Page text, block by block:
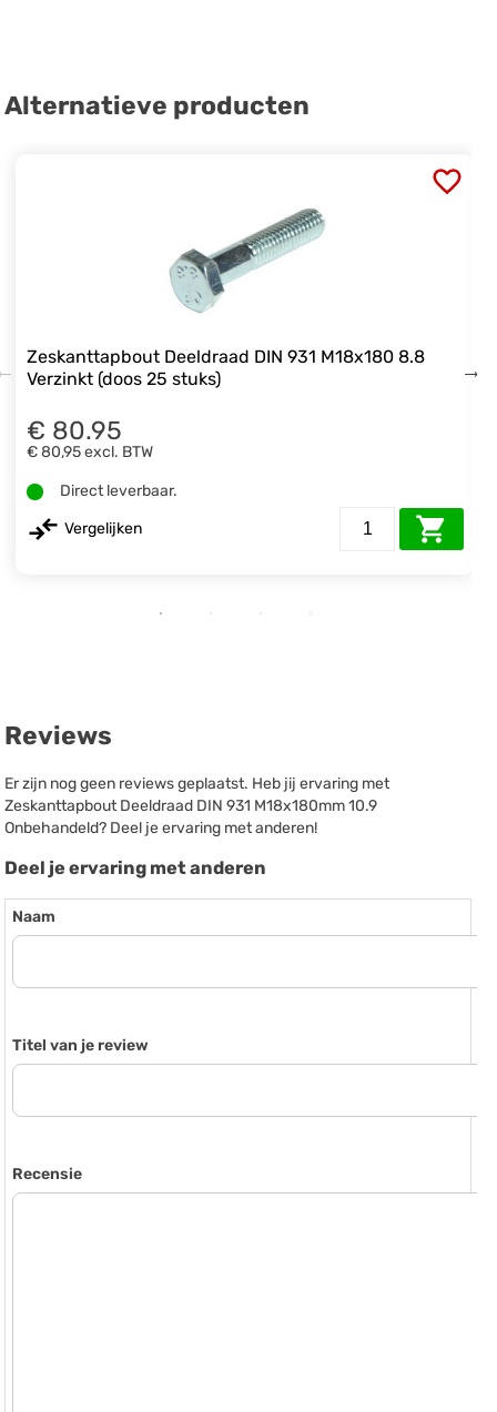
Alternatieve producten
Zeskanttapbout Deeldraad DIN 931 M18x180 8.8
Verzinkt (doos 25 stuks)
€ 80.95
€ 80,95excl. BTW
Direct leverbaar.
Vergelijken
Reviews
Er zijn nog geen reviews geplaatst. Heb jij ervaring met
Zeskanttapbout Deeldraad DIN 931 M18x180mm 10.9
Onbehandeld? Deel je ervaring met anderen!
Deel je ervaring met anderen
Naam
Titel van je review
Recensie